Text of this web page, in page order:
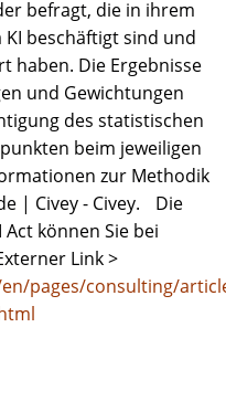
befragt, die in ihrem
beschäftigt sind und
haben. Die Ergebnisse
und Gewichtungen
des statistischen
beim jeweiligen
zur Methodik
| Civey - Civey. Die
Act können Sie bei
Link >
pages/consulting/